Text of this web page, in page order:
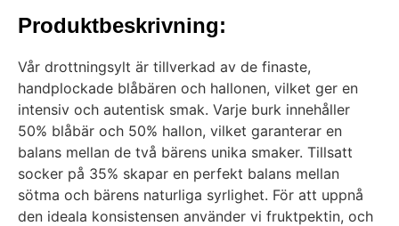
Produktbeskrivning:
Vår drottningsylt är tillverkad av de finaste,
handplockade blåbären och hallonen, vilket ger en
intensiv och autentisk smak. Varje burk innehåller
50% blåbär och 50% hallon, vilket garanterar en
balans mellan de två bärens unika smaker. Tillsatt
socker på 35% skapar en perfekt balans mellan
sötma och bärens naturliga syrlighet. För att uppnå
den ideala konsistensen använder vi fruktpektin, och